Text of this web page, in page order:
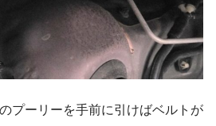
プーリーを手前に引けばベルトが